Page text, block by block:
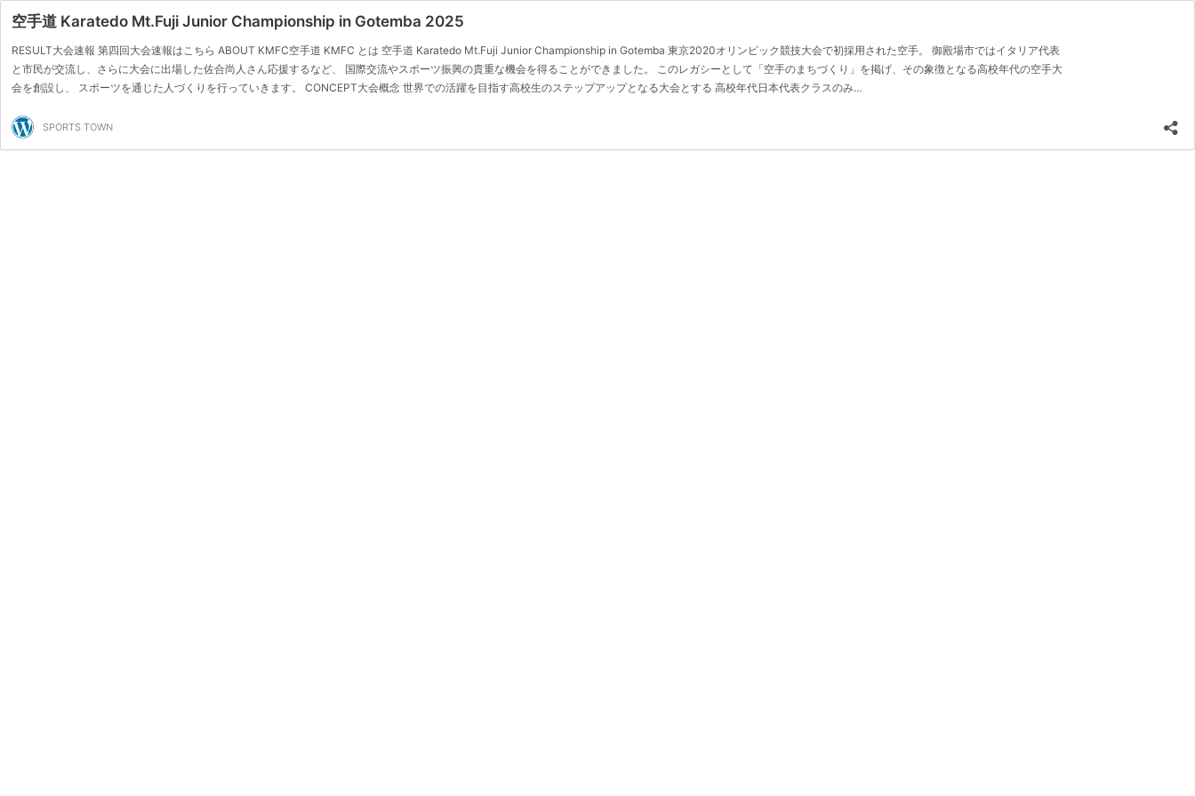
空手道 Karatedo Mt.Fuji Junior Championship in Gotemba 2025
RESULT大会速報 第四回大会速報はこちら ABOUT KMFC空手道 KMFC とは 空手道 Karatedo Mt.Fuji Junior Championship in Gotemba 東京2020オリンピック競技大会で初採用された空手。 御殿場市ではイタリア代表
と市民が交流し、さらに大会に出場した佐合尚人さん応援するなど、 国際交流やスポーツ振興の貴重な機会を得ることができました。 このレガシーとして「空手のまちづくり」を掲げ、その象徴となる高校年代の空手大
会を創設し、 スポーツを通じた人づくりを行っていきます。 CONCEPT大会概念 世界での活躍を目指す高校生のステップアップとなる大会とする 高校年代日本代表クラスのみ…
SPORTS TOWN